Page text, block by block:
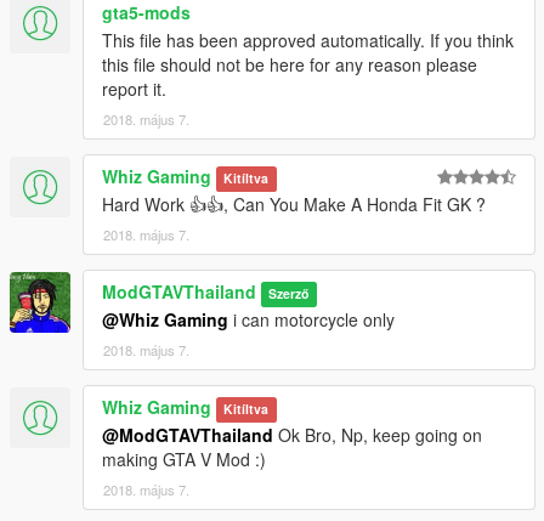
gta5-mods
This file has been approved automatically. If you think
this file should not be here for any reason please
report it.
2018. május 7.
Whiz Gaming Kitíltva
Hard Work 👍👍, Can You Make A Honda Fit GK ?
2018. május 7.
ModGTAVThailand Szerző
@Whiz Gaming i can motorcycle only
2018. május 7.
Whiz Gaming Kitíltva
@ModGTAVThailand Ok Bro, Np, keep going on
making GTA V Mod :)
2018. május 7.